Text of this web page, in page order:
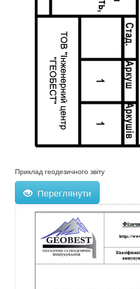
Приклад геодезичного звіту
Переглянути